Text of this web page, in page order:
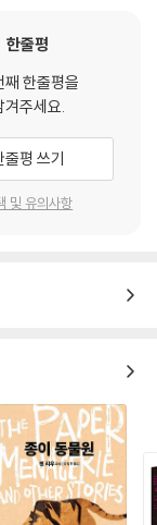
일화는 그 열정이 대
에 경전을 베껴 적
태우며 책을 읽는
. 또 깜깜한 밤중에도
의 여신 설영운을
姚萇)에게 미래를
하고 정말로 그가 시
방사(方士)였고 사
배열된 점이 그렇고
산을 박물지처럼 언
한줄평
째 한줄평을
겨주세요.
줄평 쓰기
및 유의사항